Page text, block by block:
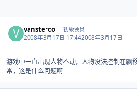
vansterco 初级会员
2008年3月17日 17:442008年3月17日
游戏中一直出现人物不动，人物没法控制在飘
常，这是什么问题啊